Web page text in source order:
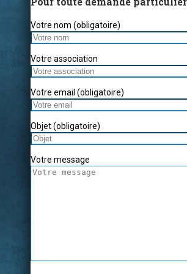
Votre nom (obligatoire)
Votre association
Votre email (obligatoire)
Objet (obligatoire)
Votre message